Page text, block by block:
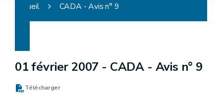
Accueil CADA - Avis n° 9
01 février 2007 - CADA - Avis n° 9
Télécharger